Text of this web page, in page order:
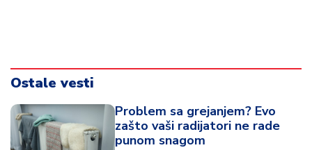
Ostale vesti
Problem sa grejanjem? Evo
zašto vaši radijatori ne rade
punom snagom